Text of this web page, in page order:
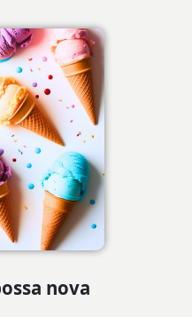
nova